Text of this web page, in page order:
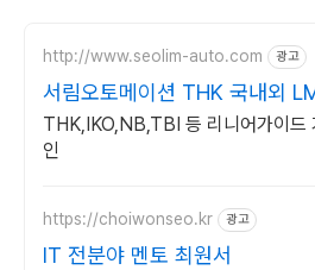
http://www.seolim-auto.com 광고
서림오토메이션 THK 국내외
THK,IKO,NB,TBI 등 리니어가이드
인
https://choiwonseo.kr 광고
IT 전분야 멘토 최원서